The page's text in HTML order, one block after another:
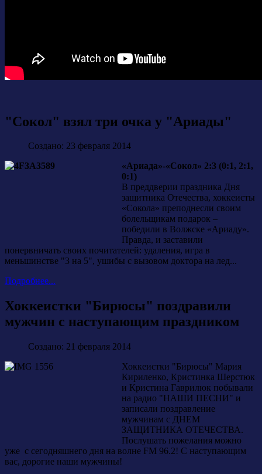
"Сокол" взял три очка у "Ариады"
Создано: 23 февраля 2014
«Ариада»-«Сокол» 2:3 (0:1, 2:1,
0:1)
В преддверии праздника Дня
защитника Отечества, хоккеисты
«Сокола» преподнесли своим
болельщикам подарок –
победили в Волжске «Ариаду».
Правда, и заставили
понервничать своих почитателей: удаления, игра в
меньшинстве "3 на 5", ушибы с вызовом доктора на лед...
Подробнее...
Хоккеистки "Бирюсы" поздравили
мужчин с наступающим праздником
Создано: 21 февраля 2014
Хоккеистки "Бирюсы" Мария
Кириленко, Кристинка Шерстюк
и Кристина Гаврилюк побывали
на радио "НАШИ ПЕСНИ" и
записали поздравление
мужчинам с ДНЕМ
ЗАЩИТНИКА ОТЕЧЕСТВА.
Послушать пожелания можно
уже с сегодняшнего дня на волне FM 96.2! С наступающим
вас, дорогие наши мужчины!